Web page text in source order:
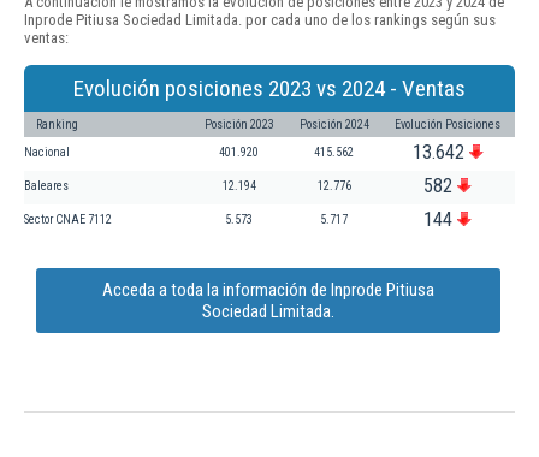
Inprode Pitiusa Sociedad Limitada. por cada uno de los rankings según sus
ventas:
Evolución posiciones 2023 vs 2024 - Ventas
Ranking Posición 2023 Posición 2024 Evolución Posiciones
Nacional 401.920 415.562 13.642
Baleares 12.194 12.776 582
Sector CNAE 7112 5.573 5.717 144
Acceda a toda la información de Inprode Pitiusa
Sociedad Limitada.